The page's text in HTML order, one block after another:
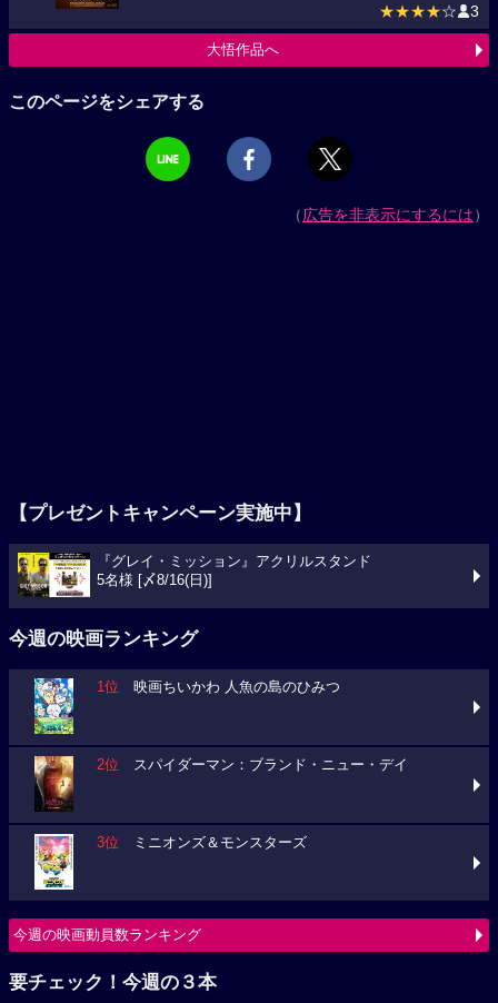
★★★★☆ 3
大悟作品へ
このページをシェアする
（広告を非表示にするには）
【プレゼントキャンペーン実施中】
『グレイ・ミッション』アクリルスタンド
5名様 [〆8/16(日)]
今週の映画ランキング
1位 映画ちいかわ 人魚の島のひみつ
2位 スパイダーマン：ブランド・ニュー・デイ
3位 ミニオンズ＆モンスターズ
今週の映画動員数ランキング
要チェック！今週の３本